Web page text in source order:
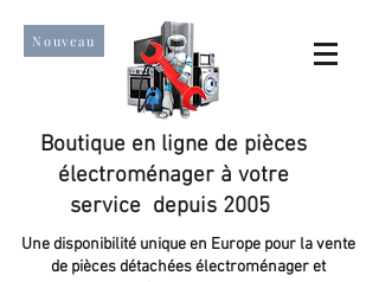
Nouveau
Boutique en ligne de pièces
électroménager à votre
service depuis 2005
Une disponibilité unique en Europe pour la vente
de pièces détachées électroménager et